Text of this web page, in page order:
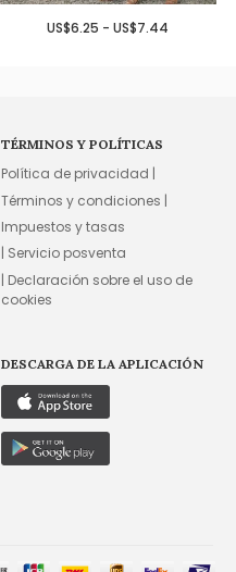
US$6.25 - US$7.44
TÉRMINOS Y POLÍTICAS
Política de privacidad |
Términos y condiciones |
Impuestos y tasas
| Servicio posventa
| Declaración sobre el uso de
cookies
DESCARGA DE LA APLICACIÓN